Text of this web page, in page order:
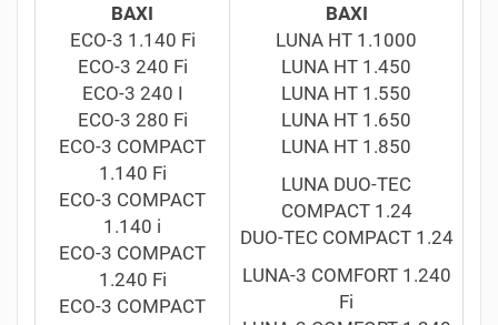
BAXI
ECO-3 1.140 Fi
ECO-3 240 Fi
ECO-3 240 I
ECO-3 280 Fi
ECO-3 COMPACT
1.140 Fi
ECO-3 COMPACT
1.140 i
ECO-3 COMPACT
1.240 Fi
ECO-3 COMPACT
BAXI
LUNA HT 1.1000
LUNA HT 1.450
LUNA HT 1.550
LUNA HT 1.650
LUNA HT 1.850
LUNA DUO-TEC
COMPACT 1.24
DUO-TEC COMPACT 1.24
LUNA-3 COMFORT 1.240
Fi